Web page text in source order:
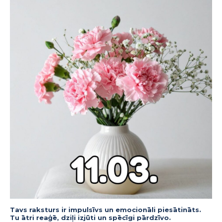
Tavs raksturs ir impulsīvs un emocionāli piesātināts.
Tu ātri reaģē, dziļi izjūti un spēcīgi pārdzīvo.